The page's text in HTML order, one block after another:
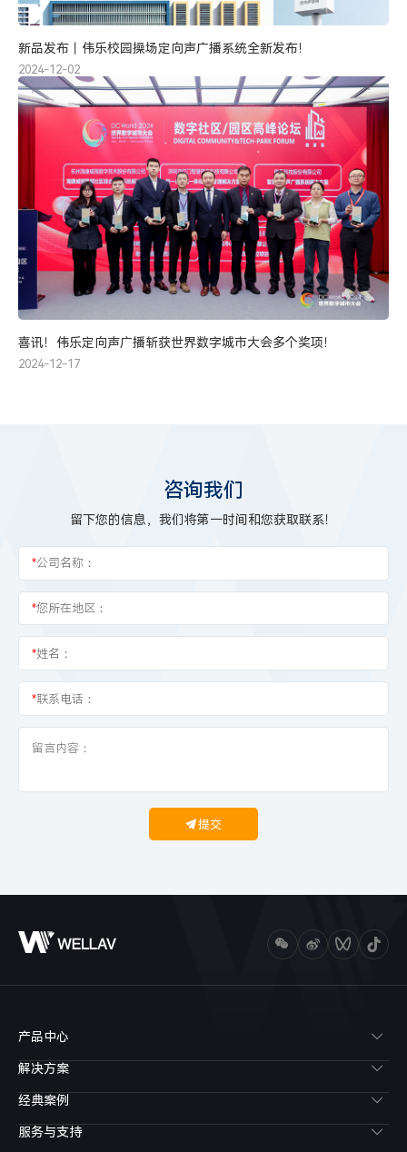
新品发布丨伟乐校园操场定向声广播系统全新发布！
2024-12-02
喜讯！伟乐定向声广播斩获世界数字城市大会多个奖项！
2024-12-17
咨询我们
留下您的信息，我们将第一时间和您获取联系！
*公司名称：
*您所在地区：
*姓名：
*联系电话：
提交
产品中心
解决方案
经典案例
服务与支持